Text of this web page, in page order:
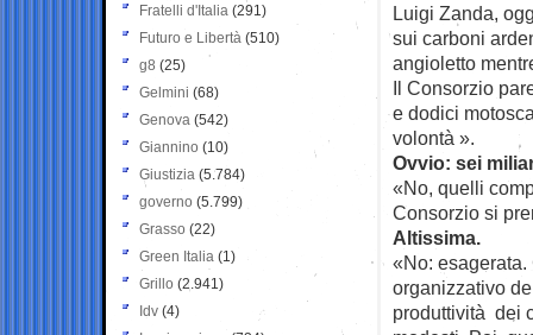
Luigi Zanda,
sui carboni
angioletto
Il Consorzio
e dodici
volontà ».
Ovvio: sei
«No, quelli
Consorzio si
Altissima.
«No:
organizzativo
produttività dei
Fratelli d'Italia (291)
Futuro e Libertà (510)
g8 (25)
Gelmini (68)
Genova (542)
Giannino (10)
Giustizia (5.784)
governo (5.799)
Grasso (22)
Green Italia (1)
Grillo (2.941)
Idv (4)